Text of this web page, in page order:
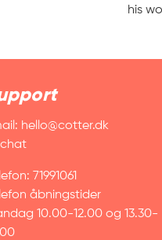
his
hello@cotter.dk
71991061
åbningstider
10.00-12.00 og 13.30-